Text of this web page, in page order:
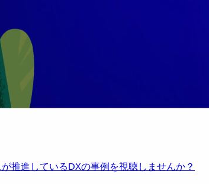
推進しているDXの事例を視聴しませんか？